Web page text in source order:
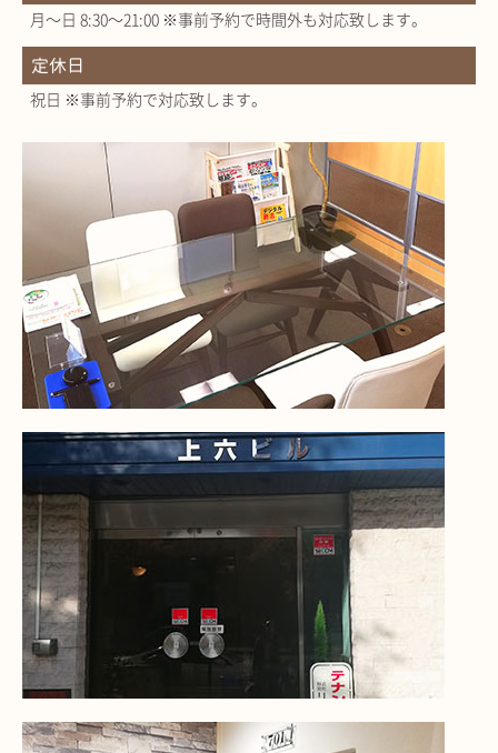
月～日 8:30～21:00 ※事前予約で時間外も対応致します。
定休日
祝日 ※事前予約で対応致します。